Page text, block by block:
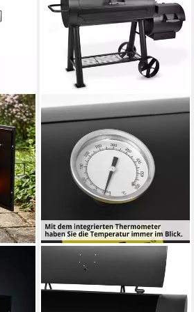
Smoker Sentinel MAX XXL
BBQ Grillwagen Holzkohle mit